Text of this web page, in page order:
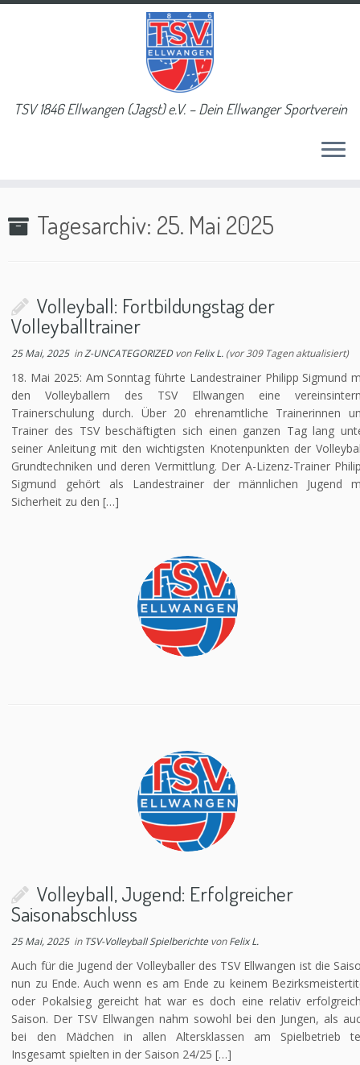
TSV 1846 Ellwangen (Jagst) e.V. – Dein Ellwanger Sportverein
Tagesarchiv: 25. Mai 2025
Volleyball: Fortbildungstag der
Volleyballtrainer
25 Mai, 2025inZ-UNCATEGORIZEDvonFelix L. (vor 309 Tagen aktualisiert)
18. Mai 2025: Am Sonntag führte Landestrainer Philipp Sigmund
den Volleyballern des TSV Ellwangen eine
Trainerschulung durch. Über 20 ehrenamtliche Trainerinnen
Trainer des TSV beschäftigten sich einen ganzen Tag lang
seiner Anleitung mit den wichtigsten Knotenpunkten der
Grundtechniken und deren Vermittlung. Der A-Lizenz-Trainer
Sigmund gehört als Landestrainer der männlichen Jugend
Sicherheit zu den […]
Volleyball, Jugend: Erfolgreicher
Saisonabschluss
25 Mai, 2025in TSV-Volleyball Spielberichte vonFelix L.
Auch für die Jugend der Volleyballer des TSV Ellwangen ist die
nun zu Ende. Auch wenn es am Ende zu keinem
oder Pokalsieg gereicht hat war es doch eine relativ
Saison. Der TSV Ellwangen nahm sowohl bei den Jungen, als
bei den Mädchen in allen Altersklassen am Spielbetrieb
Insgesamt spielten in der Saison 24/25 […]